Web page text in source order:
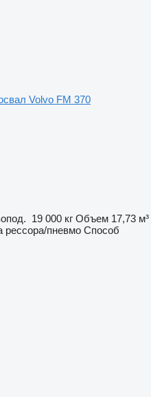
Volvo FM 370
19 000 кг Объем 17,73 м³
рессора/пневмо Способ